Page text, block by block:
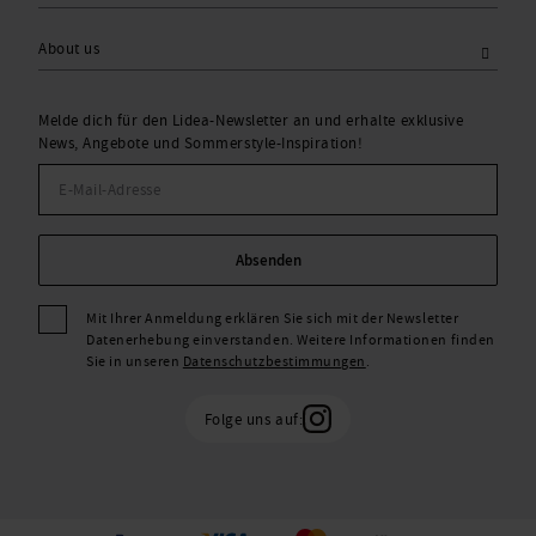
About us
Melde dich für den Lidea-Newsletter an und erhalte exklusive
News, Angebote und Sommerstyle-Inspiration!
Absenden
Mit Ihrer Anmeldung erklären Sie sich mit der Newsletter
Datenerhebung einverstanden. Weitere Informationen finden
Sie in unseren Datenschutzbestimmungen.
Folge uns auf: